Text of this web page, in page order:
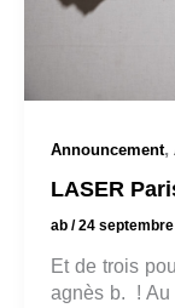
Announcement,
LASER
ab /24
Et de trois
agnès b. ! Au